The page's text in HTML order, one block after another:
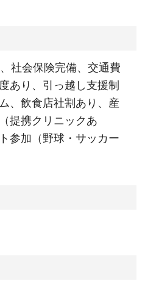
社会保険完備、交通費
あり、引っ越し支援制
、飲食店社割あり、産
提携クリニックあ
参加（野球・サッカー